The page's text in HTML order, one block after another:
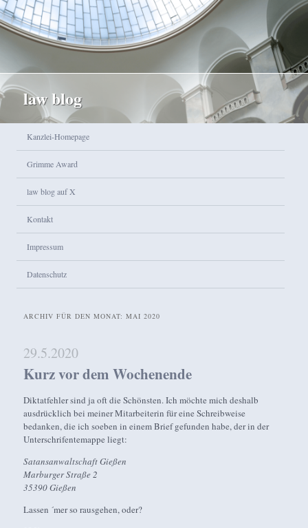
law blog
Zum Inhalt wechseln
Zum sekundären Inhalt wechseln
Kanzlei-Homepage
Grimme Award
law blog auf X
Kontakt
Impressum
Datenschutz
ARCHIV FÜR DEN MONAT:MAI 2020
29.5.2020
Kurz vor dem Wochenende
Diktatfehler sind ja oft die Schönsten. Ich möchte mich deshalb
ausdrücklich bei meiner Mitarbeiterin für eine Schreibweise
bedanken, die ich soeben in einem Brief gefunden habe, der in der
Unterschrifentemappe liegt:
Satansanwaltschaft Gießen
Marburger Straße 2
35390 Gießen
Lassen ´mer so rausgehen, oder?